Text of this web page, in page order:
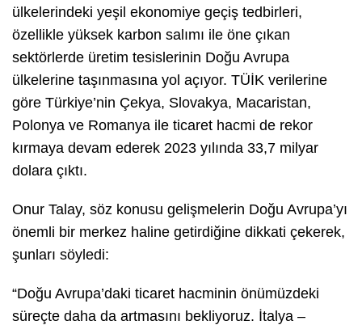
ülkelerindeki yeşil ekonomiye geçiş tedbirleri,
özellikle yüksek karbon salımı ile öne çıkan
sektörlerde üretim tesislerinin Doğu Avrupa
ülkelerine taşınmasına yol açıyor. TÜİK verilerine
göre Türkiye’nin Çekya, Slovakya, Macaristan,
Polonya ve Romanya ile ticaret hacmi de rekor
kırmaya devam ederek 2023 yılında 33,7 milyar
dolara çıktı.
Onur Talay, söz konusu gelişmelerin Doğu Avrupa’yı
önemli bir merkez haline getirdiğine dikkati çekerek,
şunları söyledi:
“Doğu Avrupa’daki ticaret hacminin önümüzdeki
süreçte daha da artmasını bekliyoruz. İtalya –